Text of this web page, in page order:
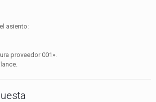
asiento:
proveedor 001».